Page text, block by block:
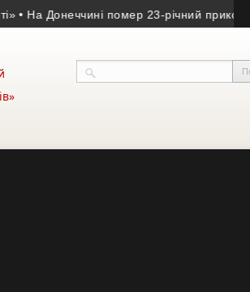
Донеччині помер 23-річний прикордонник